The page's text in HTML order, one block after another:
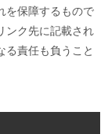
を保障するもので
ンク先に記載され
る責任も負うこと